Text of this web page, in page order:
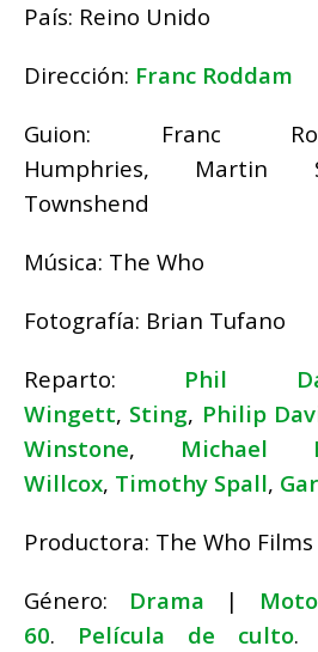
País: Reino Unido
Dirección: Franc Roddam
Guion: Franc
Humphries,
Martin
Townshend
Música: The Who
Fotografía: Brian Tufano
Reparto: Phil
Wingett, Sting, Philip
Winstone, Michael
Willcox, Timothy Spall,
Productora: The Who
Género: Drama |
60. Película de culto.